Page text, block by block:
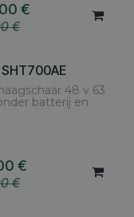
€
€
48 v 63
batterij en
€
€